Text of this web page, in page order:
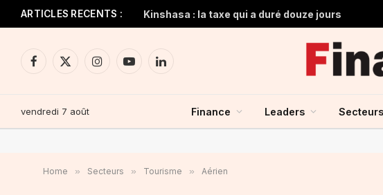
ARTICLES RECENTS : Kinshasa : la taxe qui a duré douze jours
Facebook
X
InstagramYouTubeLinkedIn
vendredi 7 août Finance Leaders Secteurs
Home » Secteurs » Tourisme » Aérien